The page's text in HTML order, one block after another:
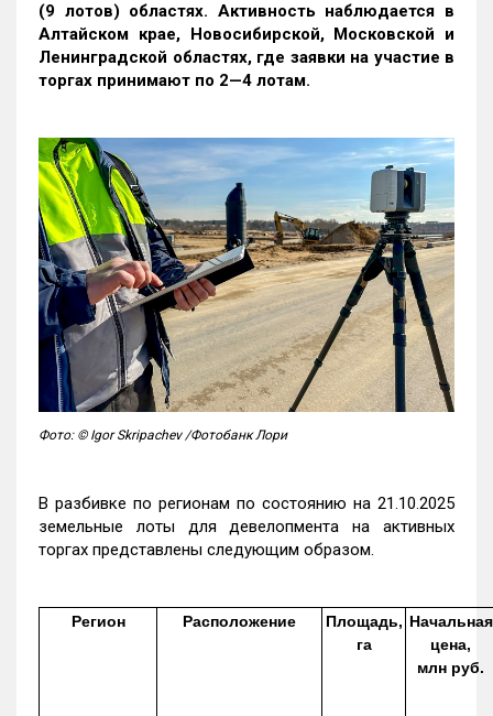
(9 лотов) областях. Активность наблюдается в
Алтайском крае, Новосибирской, Московской и
Ленинградской областях, где заявки на участие в
торгах принимают по 2—4 лотам.
Фото: © Igor Skripachev /Фотобанк Лори
В разбивке по регионам по состоянию на 21.10.2025
земельные лоты для девелопмента на активных
торгах представлены следующим образом.
Регион Расположение
Площадь,
га
Начальная
цена,
млн руб.